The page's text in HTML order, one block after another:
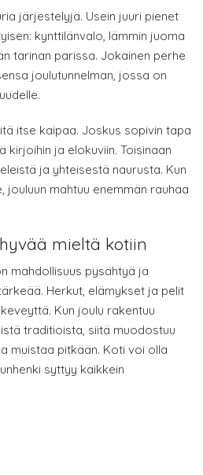
järjestelyjä. Usein juuri pienet
kynttilänvalo, lämmin juoma
tarinan parissa. Jokainen perhe
joulutunnelman, jossa on
itse kaipaa. Joskus sopivin tapa
kirjoihin ja elokuviin. Toisinaan
ja yhteisestä naurusta. Kun
jouluun mahtuu enemmän rauhaa
mieltä kotiin
mahdollisuus pysähtyä ja
Herkut, elämykset ja pelit
Kun joulu rakentuu
traditioista, siitä muodostuu
muistaa pitkään. Koti voi olla
syttyy kaikkein